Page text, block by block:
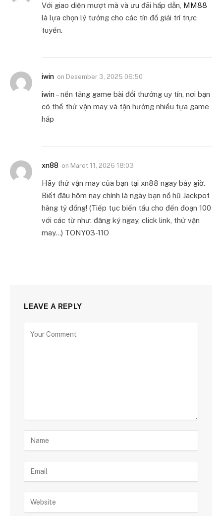
Với giao diện mượt mà và ưu đãi hấp dẫn, MM88
là lựa chọn lý tưởng cho các tín đồ giải trí trực
tuyến.
iwin on Desember 3, 2025 06:50
iwin – nền tảng game bài đổi thưởng uy tín, nơi bạn
có thể thử vận may và tận hưởng nhiều tựa game
hấp
xn88 on Maret 11, 2026 18:03
Hãy thử vận may của bạn tại xn88 ngay bây giờ.
Biết đâu hôm nay chính là ngày bạn nổ hũ Jackpot
hàng tỷ đồng! (Tiếp tục biến tấu cho đến đoạn 100
với các từ như: đăng ký ngay, click link, thử vận
may…) TONY03-11O
LEAVE A REPLY